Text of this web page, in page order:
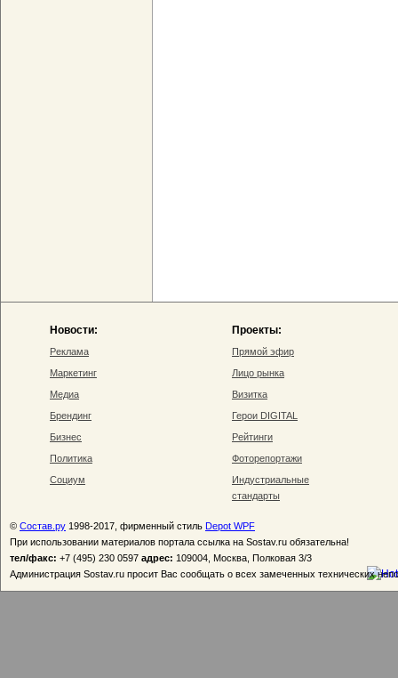
Новости:
Реклама
Маркетинг
Медиа
Брендинг
Бизнес
Политика
Социум
Проекты:
Прямой эфир
Лицо рынка
Визитка
Герои DIGITAL
Рейтинги
Фоторепортажи
Индустриальные
стандарты
© Состав.ру 1998-2017, фирменный стиль Depot WPF
При использовании материалов портала ссылка на Sostav.ru обязательна!
тел/факс: +7 (495) 230 0597 адрес: 109004, Москва, Полковая 3/3
Администрация Sostav.ru просит Вас сообщать о всех замеченных технических